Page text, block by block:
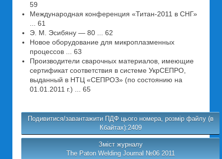
59
Международная конференция «Титан-2011 в СНГ»
... 61
Э. М. Эсибяну — 80 ... 62
Новое оборудование для микроплазменных
процессов ... 63
Производители сварочных материалов, имеющие
сертификат соответствия в системе УкрСЕПРО,
выданный в НТЦ «СЕПРОЗ» (по состоянию на
01.01.2011 г.) ... 65
Подивитися/завантажити ПДФ цього номера, розмір файлу (в
Кбайтах):2409
Зміст журналу
The Paton Welding Journal №06 2011